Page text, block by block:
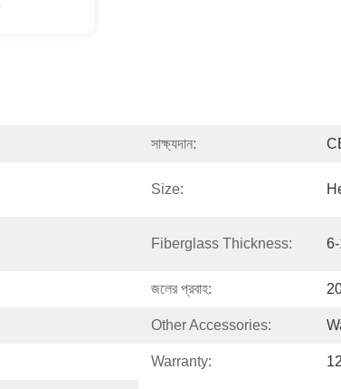
সাক্ষ্যদান:
Size:
Fiberglass Thickness:
জলের প্রবাহ:
Other Accessories:
Warranty: